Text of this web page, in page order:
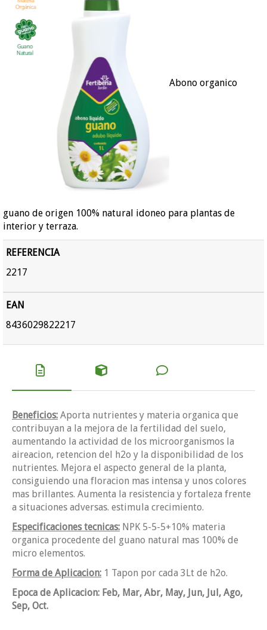
Abono organico
guano de origen 100% natural idoneo para plantas de
interior y terraza.
REFERENCIA
2217
EAN
8436029822217
Beneficios: Aporta nutrientes y materia organica que
contribuyan a la mejora de la fertilidad del suelo,
aumentando la actividad de los microorganismos la
aireacion, retencion del h2o y la disponibilidad de los
nutrientes. Mejora el aspecto general de la planta,
consiguiendo una floracion mas intensa y unos colores
mas brillantes. Aumenta la resistencia y fortaleza frente
a situaciones adversas. estimula crecimiento.
Especificaciones tecnicas: NPK 5-5-5+10% materia
organica procedente del guano natural mas 100% de
micro elementos.
Forma de Aplicacion: 1 Tapon por cada 3Lt de h2o.
Epoca de Aplicacion: Feb, Mar, Abr, May, Jun, Jul, Ago,
Sep, Oct.